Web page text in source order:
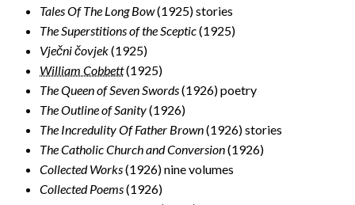
Tales Of The Long Bow(1925) stories
The Superstitions of the Sceptic(1925)
Vječni čovjek(1925)
William Cobbett(1925)
The Queen of Seven Swords(1926) poetry
The Outline of Sanity(1926)
The Incredulity Of Father Brown(1926) stories
The Catholic Church and Conversion(1926)
Collected Works(1926) nine volumes
Collected Poems(1926)